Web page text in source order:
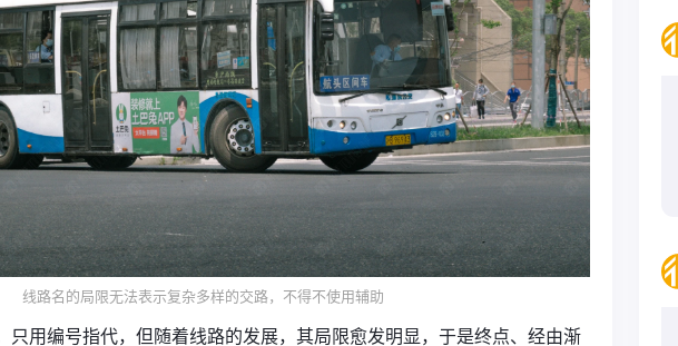
线路名的局限无法表示复杂多样的交路，不得不使用辅助
只用编号指代，但随着线路的发展，其局限愈发明显，于是终点、经由渐